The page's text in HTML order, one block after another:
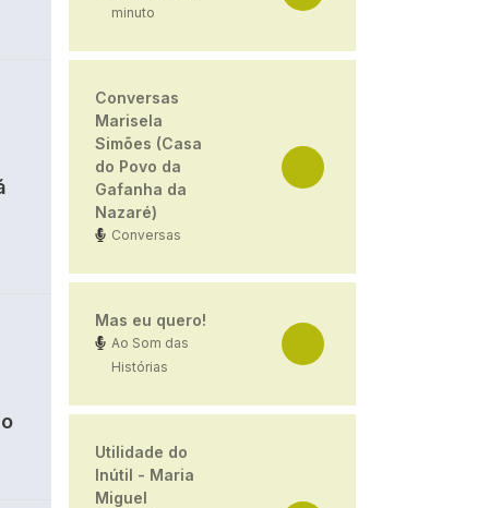
minuto
Conversas
Marisela
Simões (Casa
do Povo da
Gafanha da
Nazaré)
Conversas
Mas eu quero!
Ao Som das
Histórias
Utilidade do
Inútil - Maria
Miguel